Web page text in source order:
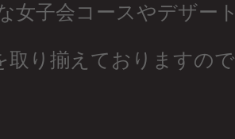
女子会コースやデザー
取り揃えておりますの